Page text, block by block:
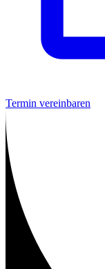
Termin vereinbaren